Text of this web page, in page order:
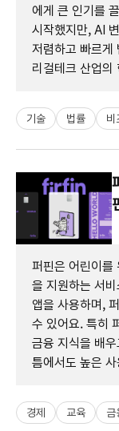
에게 큰 인기를
시작했지만, AI
저렴하고 빠르게
리걸테크 산업의
기술 법률 비
퍼핀은 어린이를
을 지원하는 서
앱을 사용하며,
수 있어요. 특히
금융 지식을 배
틈에서도 높은
경제 교육 금